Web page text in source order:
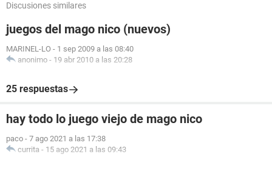
Discusiones similares
juegos del mago nico (nuevos)
MARINEL-LO - 1 sep 2009 a las 08:40
anonimo - 19 abr 2010 a las 20:28
25 respuestas
hay todo lo juego viejo de mago nico
paco - 7 ago 2021 a las 17:38
currita - 15 ago 2021 a las 09:43